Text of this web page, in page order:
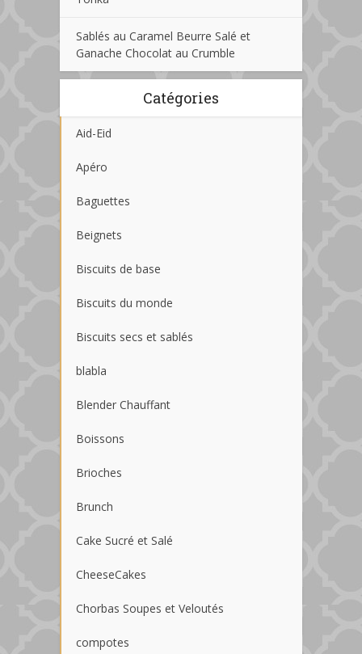
Sablés au Caramel Beurre Salé et
Ganache Chocolat au Crumble
Catégories
Aid-Eid
Apéro
Baguettes
Beignets
Biscuits de base
Biscuits du monde
Biscuits secs et sablés
blabla
Blender Chauffant
Boissons
Brioches
Brunch
Cake Sucré et Salé
CheeseCakes
Chorbas Soupes et Veloutés
compotes